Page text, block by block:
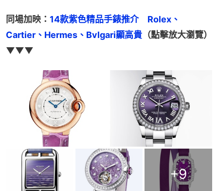
同場加映： 14款紫色精品手錶推介　Rolex、
Cartier、Hermes、Bvlgari顯高貴 （點擊放大瀏覽）
▼▼▼
+9